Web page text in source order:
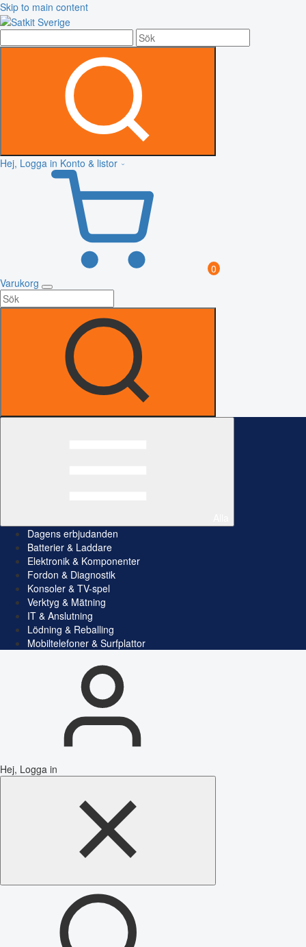
Skip to main content
Hej, Logga in Konto & listor
0
Varukorg
Dagens erbjudanden
Batterier & Laddare
Elektronik & Komponenter
Fordon & Diagnostik
Konsoler & TV-spel
Verktyg & Mätning
IT & Anslutning
Lödning & Reballing
Mobiltelefoner & Surfplattor
Hej, Logga in